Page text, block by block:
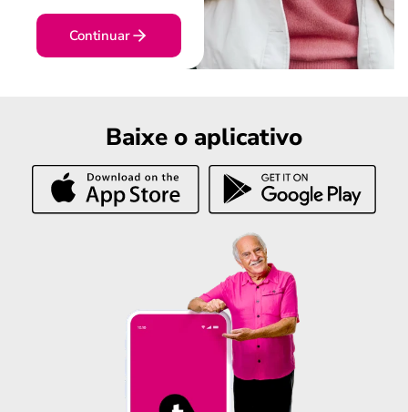
Continuar
Baixe o aplicativo